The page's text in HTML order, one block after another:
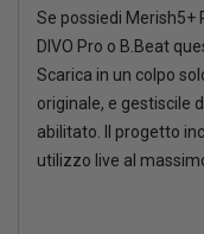
Se possiedi Merish5+
DIVO Pro o B.Beat
Scarica in un colpo
originale, e gestiscile
abilitato. Il progetto
utilizzo live al